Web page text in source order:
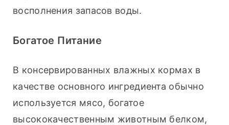
восполнения запасов воды.
Богатое Питание
В консервированных влажных кормах в
качестве основного ингредиента обычно
используется мясо, богатое
высококачественным животным белком,